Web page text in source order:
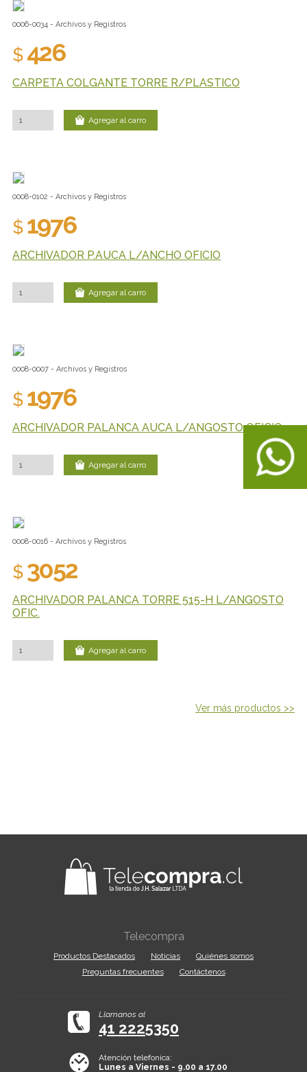
0006-0034 - Archivos y Registros
$426
CARPETA COLGANTE TORRE R/PLASTICO
Agregar al carro
0008-0102 - Archivos y Registros
$1976
ARCHIVADOR P.AUCA L/ANCHO OFICIO
Agregar al carro
0008-0007 - Archivos y Registros
$1976
ARCHIVADOR PALANCA AUCA L/ANGOSTO OFICIO
Agregar al carro
0008-0016 - Archivos y Registros
$3052
ARCHIVADOR PALANCA TORRE 515-H L/ANGOSTO
OFIC.
Agregar al carro
Ver más productos >>
Telecompra
Productos Destacados Noticias
Quiénes somos
Preguntas frecuentes
Contáctenos
Llamanos al
41 2225350
Atención telefonica:
Lunes a Viernes - 9.00 a 17.00